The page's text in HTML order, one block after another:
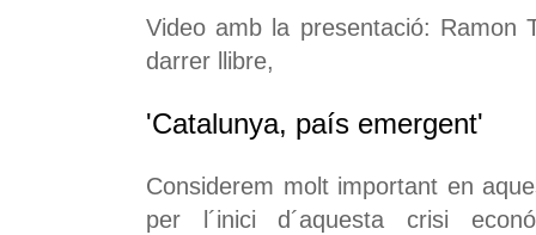
Video amb la presentació: Ramon
darrer llibre,
'Catalunya, país emergent'
Considerem molt important en
per l´inici d´aquesta crisi